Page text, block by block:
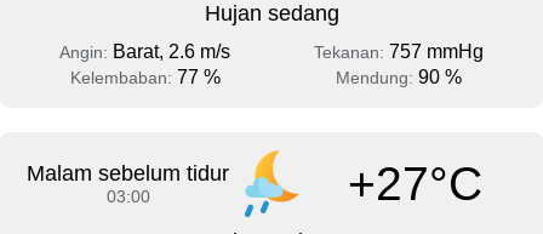
Hujan sedang
Angin: Barat, 2.6 m/s Tekanan: 757 mmHg
Kelembaban: 77 % Mendung: 90 %
Malam sebelum tidur
03:00 +27°C